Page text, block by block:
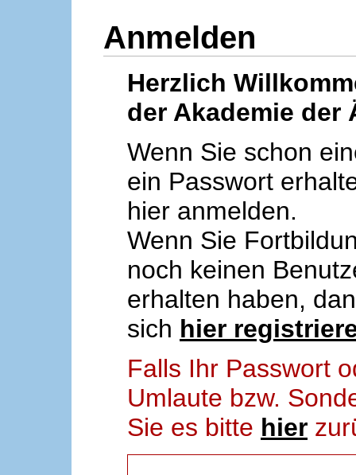
Anmelden
Herzlich
der Akademie der
Wenn Sie schon
ein Passwort
hier anmelden.
Wenn Sie
noch keinen
erhalten haben,
sich hier
Falls Ihr Passwort
Umlaute bzw.
Sie es bitte hier